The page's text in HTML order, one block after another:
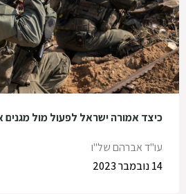
כיצד אמורה ישראל לפעול מול
עו"ד אברהם של"ו
14 נובמבר 2023